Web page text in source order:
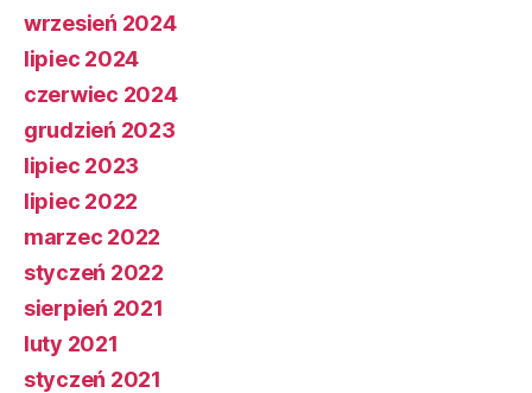
wrzesień 2024
lipiec 2024
czerwiec 2024
grudzień 2023
lipiec 2023
lipiec 2022
marzec 2022
styczeń 2022
sierpień 2021
luty 2021
styczeń 2021